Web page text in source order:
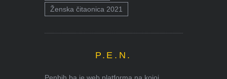
Ženska čitaonica 2021
P.E.N.
Penbih.ba je web platforma na kojoj